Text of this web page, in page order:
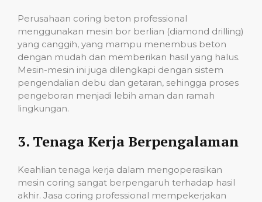
Perusahaan coring beton professional
menggunakan mesin bor berlian (diamond drilling)
yang canggih, yang mampu menembus beton
dengan mudah dan memberikan hasil yang halus.
Mesin-mesin ini juga dilengkapi dengan sistem
pengendalian debu dan getaran, sehingga proses
pengeboran menjadi lebih aman dan ramah
lingkungan.
3. Tenaga Kerja Berpengalaman
Keahlian tenaga kerja dalam mengoperasikan
mesin coring sangat berpengaruh terhadap hasil
akhir. Jasa coring professional mempekerjakan